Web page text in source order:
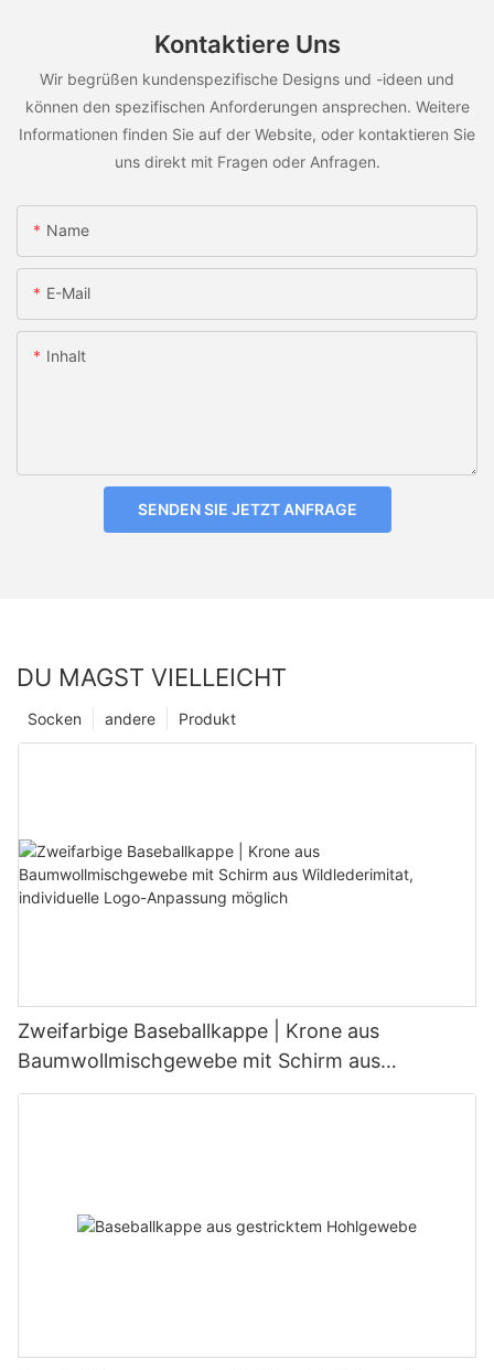
Kontaktiere Uns
Wir begrüßen kundenspezifische Designs und -ideen und
können den spezifischen Anforderungen ansprechen. Weitere
Informationen finden Sie auf der Website, oder kontaktieren Sie
uns direkt mit Fragen oder Anfragen.
Name
E-Mail
Inhalt
SENDEN SIE JETZT ANFRAGE
DU MAGST VIELLEICHT
Produkt
andere
Socken
Zweifarbige Baseballkappe | Krone aus
Baumwollmischgewebe mit Schirm aus
Wildlederimitat, individuelle Logo-Anpassung